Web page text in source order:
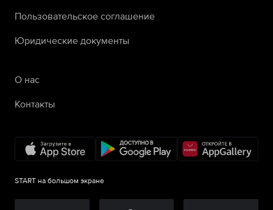
Пользовательское соглашение
Юридические документы
О нас
Контакты
START на большом экране